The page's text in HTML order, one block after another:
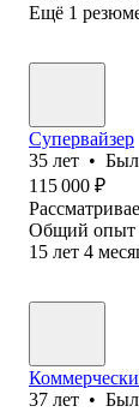
Ещё 1
Супервайзер
35 лет •
115 000 ₽
Общий опыт
15 лет 4
37 лет • Был